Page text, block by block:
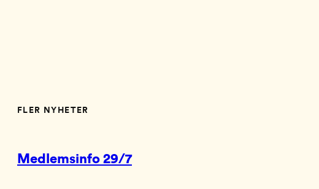
FLER NYHETER
Medlemsinfo 29/7